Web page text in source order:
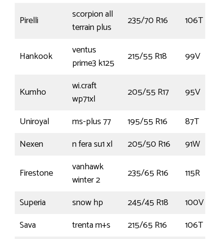
Pirelli
scorpion all
terrain plus
235/70 R16 106T
Hankook
ventus
prime3 k125
215/55 R18 99V
Kumho
wi.craft
wp71xl
205/55 R17
95V
Uniroyal
ms-plus 77 195/55 R16
87T
Nexen
n fera su1 xl 205/50 R16
91W
Firestone
vanhawk
winter 2
235/65 R16
115R
Superia
snow hp 245/45 R18
100V
Sava
trenta m+s 215/65 R16
106T